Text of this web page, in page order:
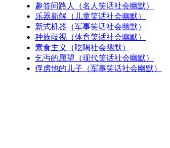
趣答问路人（名人笑话社会幽默）
乐器新解（儿童笑话社会幽默）
新式机器（军事笑话社会幽默）
种族歧视（体育笑话社会幽默）
素食主义（吃喝社会幽默）
乞丐的愿望（现代笑话社会幽默）
俘虏他的儿子（军事笑话社会幽默）